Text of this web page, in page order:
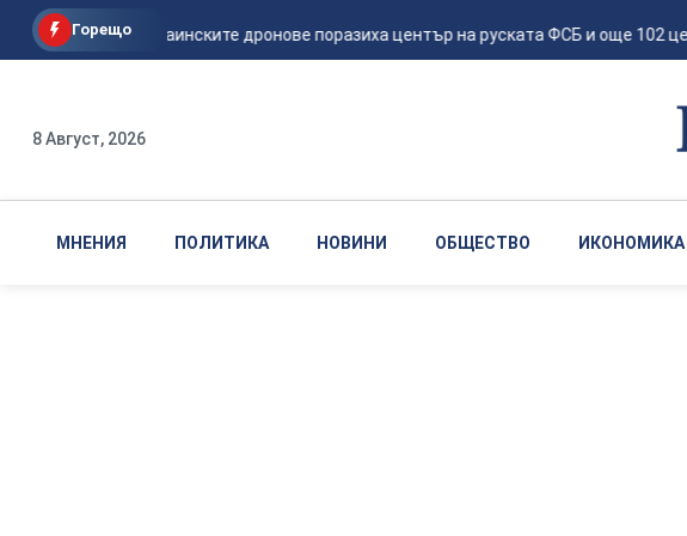
Горещо
Мадяр: Украинските дронове поразиха център на руската ФСБ и още 102
8 Август, 2026
МНЕНИЯ ПОЛИТИКА НОВИНИ ОБЩЕСТВО ИКОНОМИКА